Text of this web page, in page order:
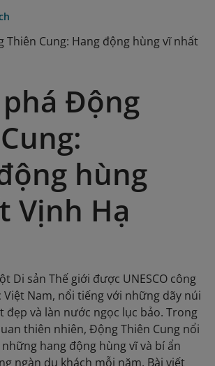
Thiên Cung: Hang động hùng vĩ nhất
Động
hùng
Vịnh Hạ
Di sản Thế giới được UNESCO công
Việt Nam, nổi tiếng với những dãy núi
đẹp và làn nước ngọc lục bảo. Trong
thiên nhiên, Động Thiên Cung nổi
hang động hùng vĩ và bí ẩn
ngàn du khách mỗi năm. Bài viết